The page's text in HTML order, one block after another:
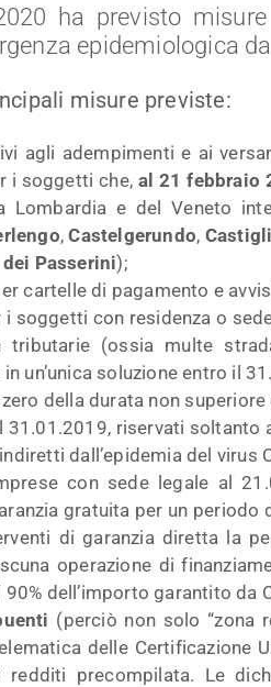
ha previsto
epidemiologica
misure previste:
agli adempimenti e ai
i soggetti che, al 21 febbraio
e del Veneto
,Castelgerundo,
Passerini);
cartelle di pagamento e
soggetti con residenza o
(ossia multe
un’unica soluzione entro il
della durata non
31.01.2019, riservati soltanto
dall’epidemia del virus
con sede legale al
gratuita per un
di garanzia diretta la
operazione di
dell’importo garantito da
(perciò non solo “zona
delle Certificazione
precompilata. Le